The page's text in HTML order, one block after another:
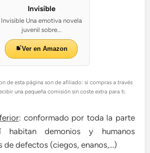
Invisible
Invisible Una emotiva novela
juvenil sobre...
Ver en Amazon
de esta página son de afiliado: si compras a través
una pequeña comisión sin coste extra para ti.
: conformado por toda la parte
habitan demonios y humanos
de defectos (ciegos, enanos,…)